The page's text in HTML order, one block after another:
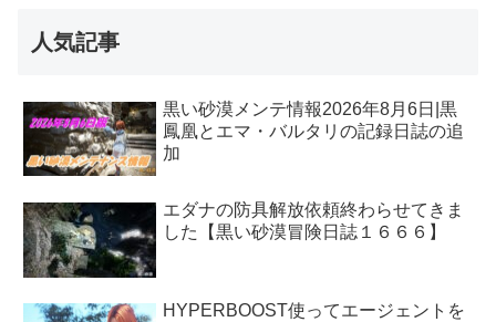
人気記事
黒い砂漠メンテ情報2026年8月6日|黒
鳳凰とエマ・バルタリの記録日誌の追
加
エダナの防具解放依頼終わらせてきま
した【黒い砂漠冒険日誌１６６６】
HYPERBOOST使ってエージェントを